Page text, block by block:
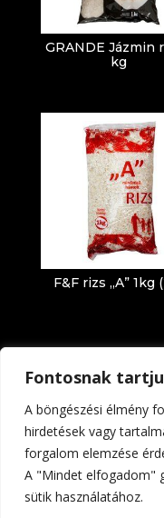
Fontosnak
A böngészési élmény
hirdetések vagy
forgalom elemzése
A "Mindet elfogadom"
sütik használatához.
GRANDE Jázmin
kg
F&F rizs „A” 1kg
Impresszum